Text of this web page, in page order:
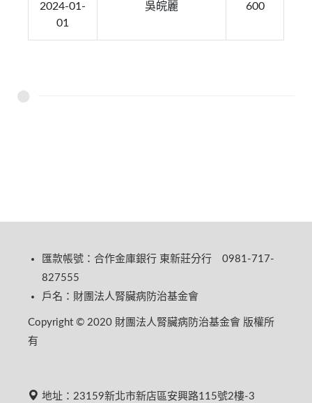
2024-01-
01
吳皖麗 600
匯款帳號：合作金庫銀行 東新莊分行 0981-717-
827555
戶名：財團法人腎臟病防治基金會
Copyright © 2020 財團法人腎臟病防治基金會 版權所
有
地址：23159新北市新店區安興路115號2樓-3